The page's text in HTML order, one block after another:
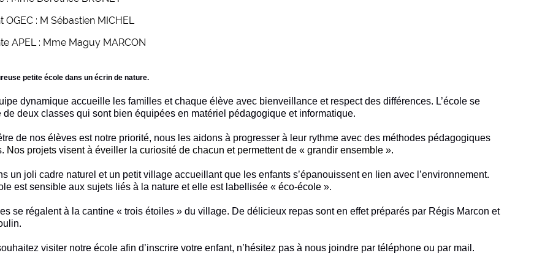
OGEC : M Sébastien MICHEL
APEL : Mme Maguy MARCON
petite école dans un écrin de nature.
dynamique accueille les familles et chaque élève avec bienveillance et respect des différences. L’école se
de deux classes qui sont bien équipées en matériel pédagogique et informatique.
de nos élèves est notre priorité, nous les aidons à progresser à leur rythme avec des méthodes pédagogiques
Nos projets visent à éveiller la curiosité de chacun et permettent de « grandir ensemble ».
un joli cadre naturel et un petit village accueillant que les enfants s’épanouissent en lien avec l’environnement.
est sensible aux sujets liés à la nature et elle est labellisée « éco-école ».
se régalent à la cantine « trois étoiles » du village. De délicieux repas sont en effet préparés par Régis Marcon et
visiter notre école afin d’inscrire votre enfant, n’hésitez pas à nous joindre par téléphone ou par mail.